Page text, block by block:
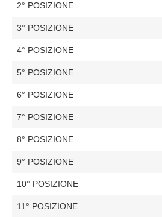
2° POSIZIONE
3° POSIZIONE
4° POSIZIONE
5° POSIZIONE
6° POSIZIONE
7° POSIZIONE
8° POSIZIONE
9° POSIZIONE
10° POSIZIONE
11° POSIZIONE